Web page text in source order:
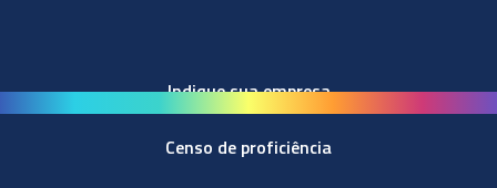
Indique sua empresa
Censo de proficiência